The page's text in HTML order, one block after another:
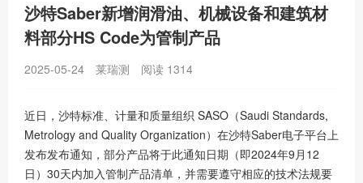
沙特Saber新增润滑油、机械设备和建筑材
料部分HS Code为管制产品
2025-05-24 莱瑞测 阅读 1314
近日，沙特标准、计量和质量组织 SASO（Saudi Standards,
Metrology and Quality Organization）在沙特Saber电子平台上
发布发布通知，部分产品将于此通知日期（即2024年9月12
日）30天内加入管制产品清单，并需要遵守相应的技术法规要